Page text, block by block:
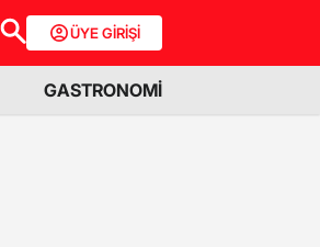
ÜYE GİRİŞİ
GASTRONOMİ